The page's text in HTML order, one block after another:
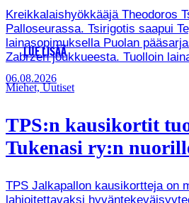
Kreikkalaishyökkääjä Theodoros
Palloseurassa. Tsirigotis saapui
lainasopimuksella Puolan
Zabrzen joukkueesta. Tuolloin
LUE LISÄÄ
06.08.2026
Miehet, Uutiset
TPS:n kausikortit
Tukenasi ry:n
TPS Jalkapallon kausikortteja on
lahjoitettavaksi